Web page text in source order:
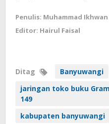
Penulis: Muhammad Ikhwan
Editor: Hairul Faisal
Ditag Banyuwangi
jaringan toko buku
149
kabupaten banyuwangi